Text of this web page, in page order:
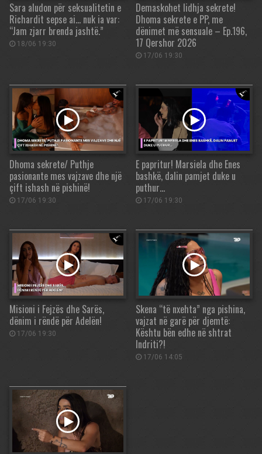
Sara aludon për seksualitetin e
Richardit sepse ai… nuk ia var:
“Jam zjarr brenda jashtë.”
18/06 19:30
Demaskohet lidhja sekrete!
Dhoma sekrete e PP, me
dënimet më sensuale – Ep.196,
17 Qershor 2026
17/06 19:30
Dhoma sekrete/ Puthje
pasionante mes vajzave dhe një
çift ishash në pishinë!
17/06 19:30
E papritur! Marsiela dhe Enes
bashkë, dalin pamjet duke u
puthur…
17/06 19:30
Misioni i Fejzës dhe Sarës,
dënim i rëndë për Adelën!
17/06 19:30
Skena “të nxehta” nga pishina,
vajzat në garë për djemtë:
Kështu bën edhe në shtrat
Indriti?!
17/06 14:05